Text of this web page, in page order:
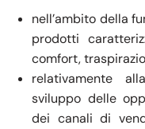
nell’ambito della
prodotti
comfort,
relativamente
sviluppo delle
dei canali di